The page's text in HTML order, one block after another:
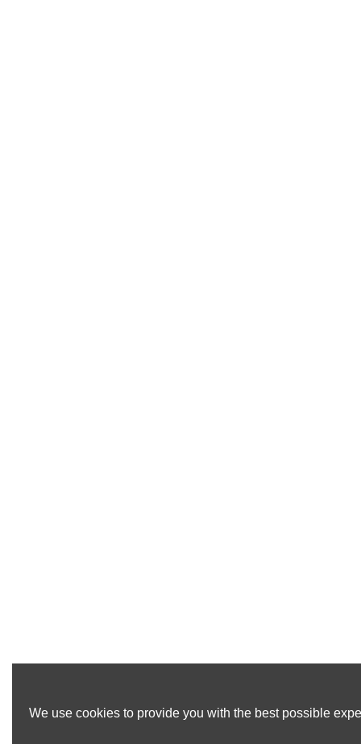
We use cookies to provide you with the best possible